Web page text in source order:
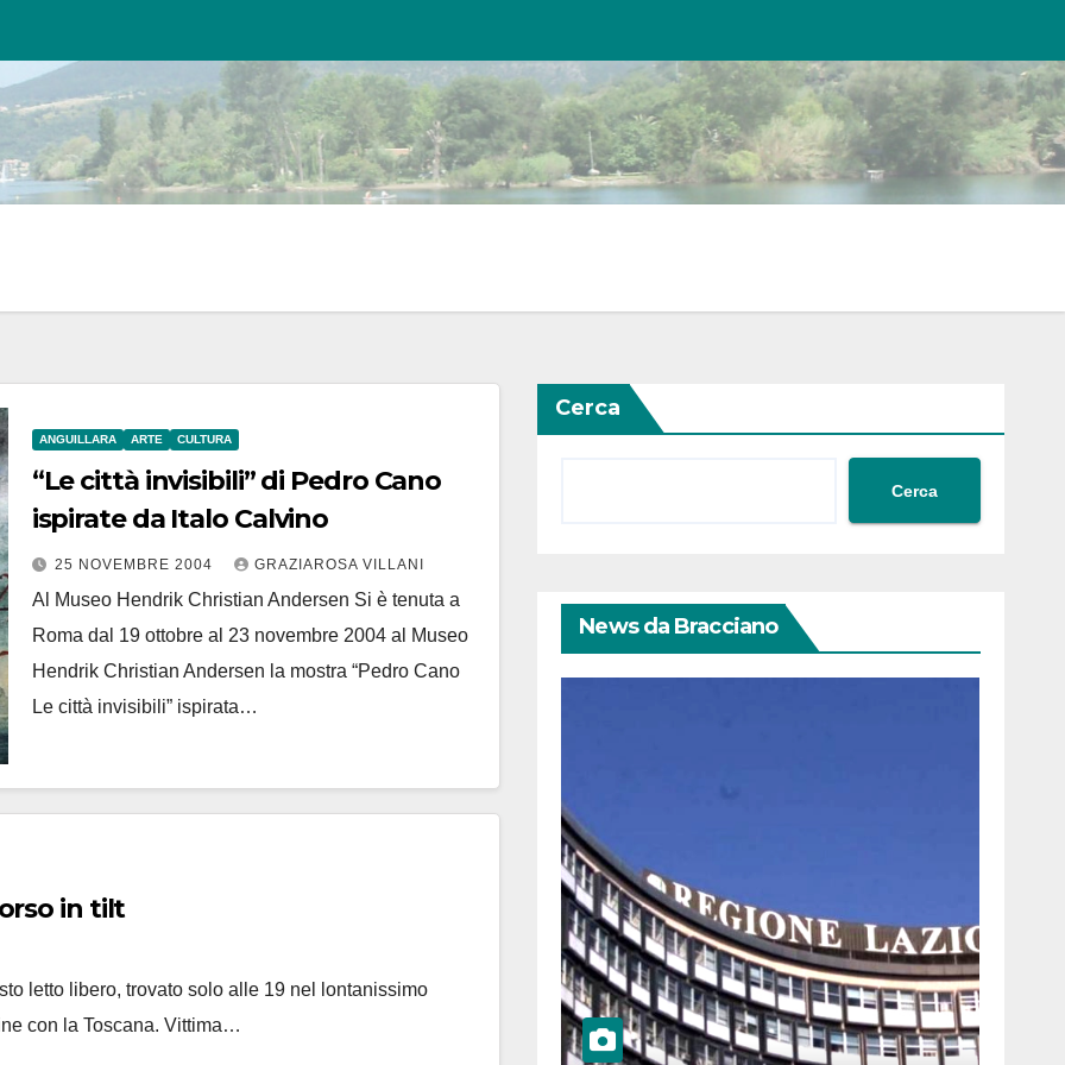
ANGUILLARA ARTE CULTURA
“Le città invisibili” di Pedro Cano
ispirate da Italo Calvino
25 NOVEMBRE 2004 GRAZIAROSA VILLANI
Al Museo Hendrik Christian Andersen Si è tenuta a
Roma dal 19 ottobre al 23 novembre 2004 al Museo
Hendrik Christian Andersen la mostra “Pedro Cano
Le città invisibili” ispirata…
in tilt
letto libero, trovato solo alle 19 nel lontanissimo
con la Toscana. Vittima…
Cerca
Cerca
News da Bracciano